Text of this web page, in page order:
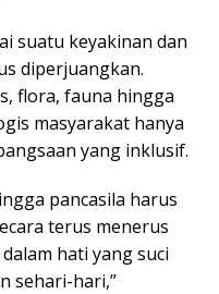
suatu keyakinan dan
diperjuangkan.
flora, fauna hingga
masyarakat hanya
yang inklusif.
pancasila harus
terus menerus
hati yang suci
sehari-hari,”